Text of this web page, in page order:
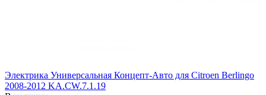
Электрика Универсальная Концепт-Авто для Citroen Berlingo
2008-2012 KA.CW.7.1.19